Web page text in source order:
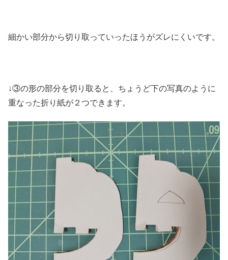
細かい部分から切り取っていったほうがズレにくいです。
↓③の形の部分を切り取ると、ちょうど下の写真のように
重なった折り紙が２つできます。